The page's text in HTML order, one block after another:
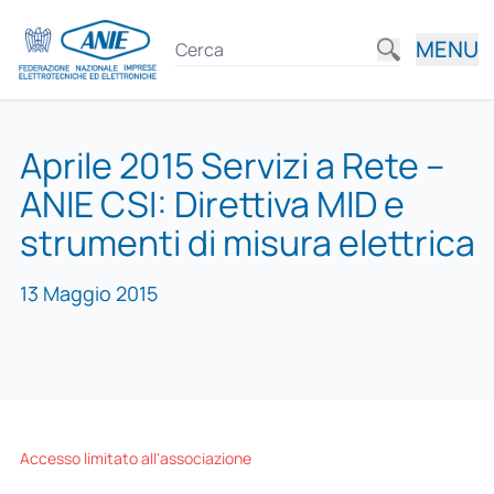
MENU
Aprile 2015 Servizi a Rete –
ANIE CSI: Direttiva MID e
strumenti di misura elettrica
13 Maggio 2015
Accesso limitato all'associazione